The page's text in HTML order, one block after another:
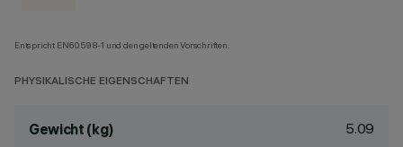
Entspricht EN60598-1 und den geltenden Vorschriften.
PHYSIKALISCHE EIGENSCHAFTEN
Gewicht (kg) 5.09